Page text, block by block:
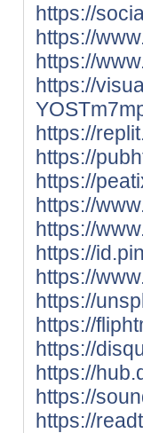
https://
https://
https://
https://
https://
https://
https://
https://
https://
https://
https://
https://
https://
https://
https://
https://
https://